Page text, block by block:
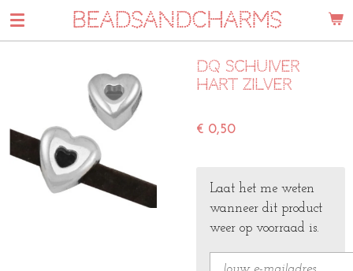
Ga
direct
BEADSANDCHARMS
DQ schuiver
hart zilver
€ 0,50
Laat het me weten
wanneer dit product
weer op voorraad is.